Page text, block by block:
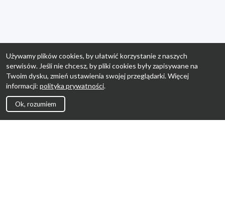
Używamy plików cookies, by ułatwić korzystanie z naszych
serwisów. Jeśli nie chcesz, by pliki cookies były zapisywane na
Twoim dysku, zmień ustawienia swojej przeglądarki. Więcej
informacji: polityka prywatności.
Ok, rozumiem